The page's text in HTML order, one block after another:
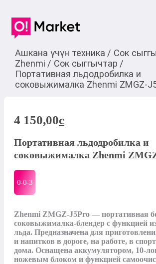
Ашкана үчүн техника / Сок
Zhenmi / Сок сыггычтар /
Портативная льдодробилка и
соковыжималка Zhenmi ZMGZ-
4 150,00c
Портативная льдодробилка и
соковыжималка Zhenmi
0-0-3
Zhenmi ZMGZ-J5Pro — портативная
соковыжималка-блендер с функцией
льда. Предназначена для
и напитков в дороге, на работе, в
дома. Оснащена аккумулятором, 10-
ножевым блоком и функцией